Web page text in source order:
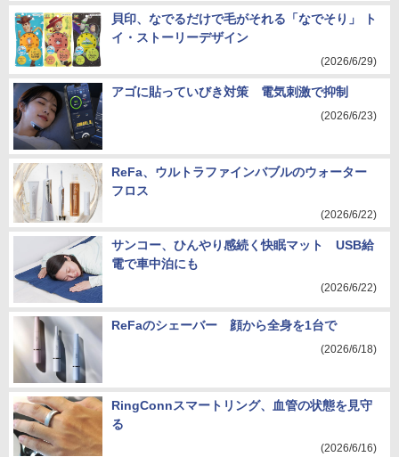
貝印、なでるだけで毛がそれる「なでそり」 ト
イ・ストーリーデザイン
(2026/6/29)
アゴに貼っていびき対策 電気刺激で抑制
(2026/6/23)
ReFa、ウルトラファインバブルのウォーター
フロス
(2026/6/22)
サンコー、ひんやり感続く快眠マット USB給
電で車中泊にも
(2026/6/22)
ReFaのシェーバー 顔から全身を1台で
(2026/6/18)
RingConnスマートリング、血管の状態を見守
る
(2026/6/16)